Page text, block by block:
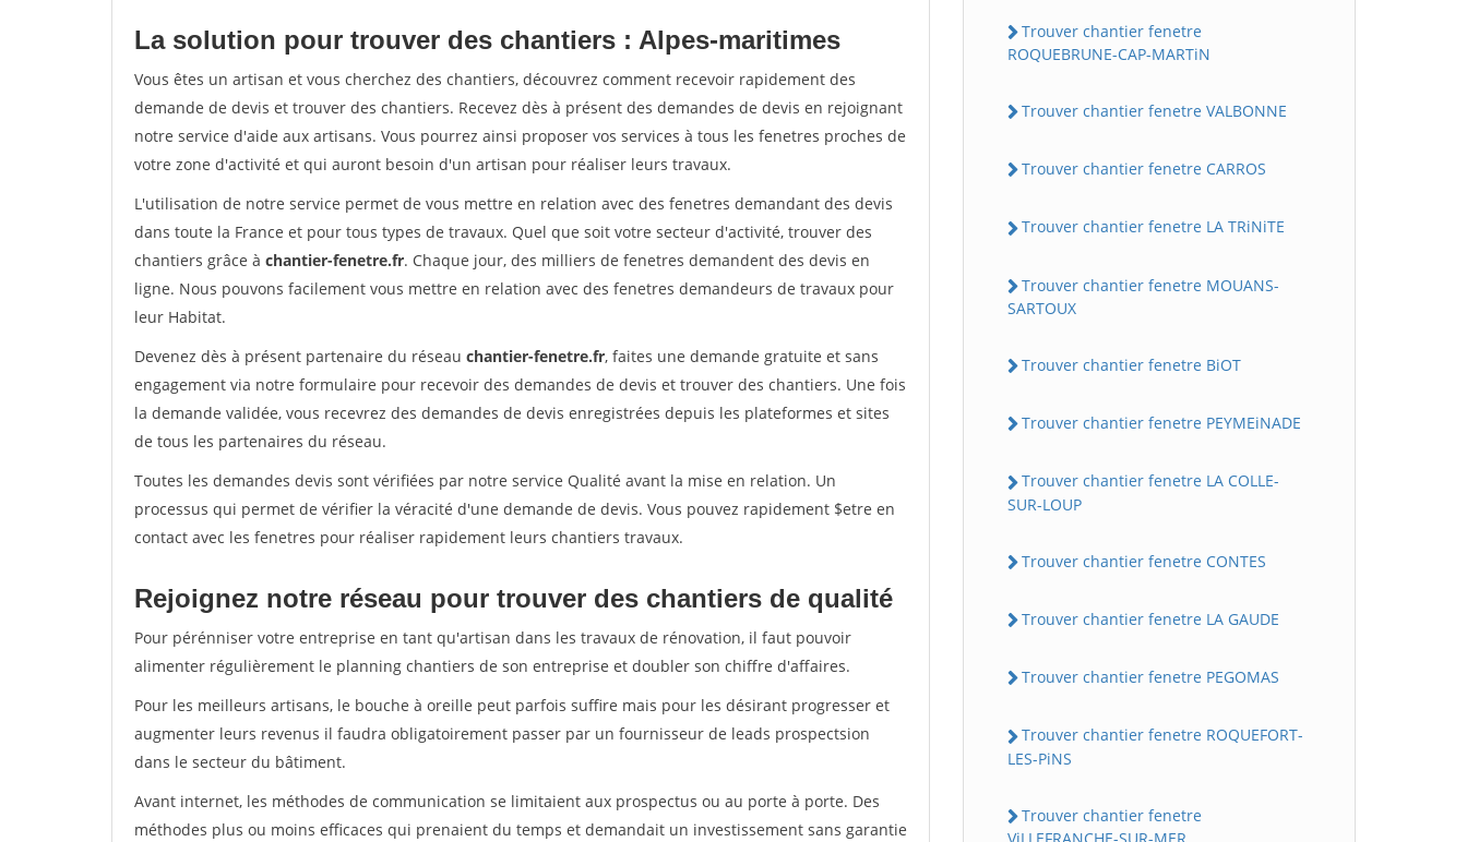
La solution pour trouver des chantiers : Alpes-maritimes
Vous êtes un artisan et vous cherchez des chantiers, découvrez comment recevoir rapidement des
demande de devis et trouver des chantiers. Recevez dès à présent des demandes de devis en rejoignant
notre service d'aide aux artisans. Vous pourrez ainsi proposer vos services à tous les fenetres proches de
votre zone d'activité et qui auront besoin d'un artisan pour réaliser leurs travaux.
L'utilisation de notre service permet de vous mettre en relation avec des fenetres demandant des devis
dans toute la France et pour tous types de travaux. Quel que soit votre secteur d'activité, trouver des
chantiers grâce à chantier-fenetre.fr. Chaque jour, des milliers de fenetres demandent des devis en
ligne. Nous pouvons facilement vous mettre en relation avec des fenetres demandeurs de travaux pour
leur Habitat.
Devenez dès à présent partenaire du réseau chantier-fenetre.fr, faites une demande gratuite et sans
engagement via notre formulaire pour recevoir des demandes de devis et trouver des chantiers. Une fois
la demande validée, vous recevrez des demandes de devis enregistrées depuis les plateformes et sites
de tous les partenaires du réseau.
Toutes les demandes devis sont vérifiées par notre service Qualité avant la mise en relation. Un
processus qui permet de vérifier la véracité d'une demande de devis. Vous pouvez rapidement $etre en
contact avec les fenetres pour réaliser rapidement leurs chantiers travaux.
Rejoignez notre réseau pour trouver des chantiers de qualité
Pour pérénniser votre entreprise en tant qu'artisan dans les travaux de rénovation, il faut pouvoir
alimenter régulièrement le planning chantiers de son entreprise et doubler son chiffre d'affaires.
Pour les meilleurs artisans, le bouche à oreille peut parfois suffire mais pour les désirant progresser et
augmenter leurs revenus il faudra obligatoirement passer par un fournisseur de leads prospectsion
dans le secteur du bâtiment.
Avant internet, les méthodes de communication se limitaient aux prospectus ou au porte à porte. Des
méthodes plus ou moins efficaces qui prenaient du temps et demandait un investissement sans garantie
Trouver chantier fenetre
ROQUEBRUNE-CAP-MARTiN
Trouver chantier fenetre VALBONNE
Trouver chantier fenetre CARROS
Trouver chantier fenetre LA TRiNiTE
Trouver chantier fenetre MOUANS-
SARTOUX
Trouver chantier fenetre BiOT
Trouver chantier fenetre PEYMEiNADE
Trouver chantier fenetre LA COLLE-
SUR-LOUP
Trouver chantier fenetre CONTES
Trouver chantier fenetre LA GAUDE
Trouver chantier fenetre PEGOMAS
Trouver chantier fenetre ROQUEFORT-
LES-PiNS
Trouver chantier fenetre